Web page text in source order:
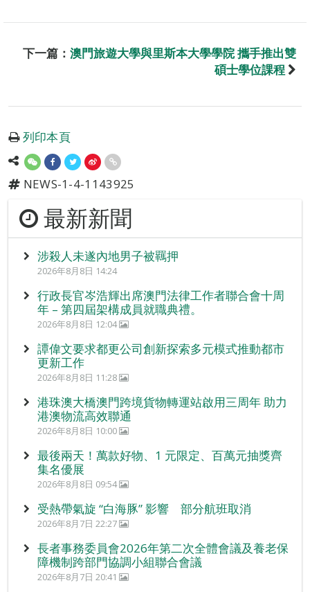
下一篇： 澳門旅遊大學與里斯本大學學院 攜手推出雙
碩士學位課程
列印本頁
NEWS-1-4-1143925
最新新聞
涉殺人未遂內地男子被羈押
2026年8月8日 14:24
行政長官岑浩輝出席澳門法律工作者聯合會十周
年 – 第四屆架構成員就職典禮。
2026年8月8日 12:04
譚偉文要求都更公司創新探索多元模式推動都市
更新工作
2026年8月8日 11:28
港珠澳大橋澳門跨境貨物轉運站啟用三周年 助力
港澳物流高效聯通
2026年8月8日 10:00
最後兩天！萬款好物、1 元限定、百萬元抽獎齊
集名優展
2026年8月8日 09:54
受熱帶氣旋 “白海豚” 影響 部分航班取消
2026年8月7日 22:27
長者事務委員會2026年第二次全體會議及養老保
障機制跨部門協調小組聯合會議
2026年8月7日 20:41